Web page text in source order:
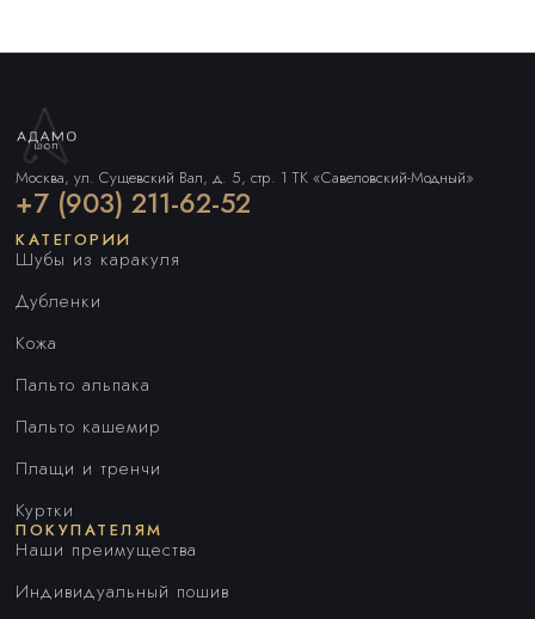
Москва, ул. Сущевский Вал, д. 5, стр. 1 ТК «Савеловский-Модный»
+7 (903) 211-62-52
КАТЕГОРИИ
Шубы из каракуля
Дубленки
Кожа
Пальто альпака
Пальто кашемир
Плащи и тренчи
Куртки
ПОКУПАТЕЛЯМ
Наши преимущества
Индивидуальный пошив